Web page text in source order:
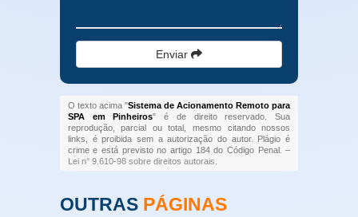
Enviar
O texto acima "Sistema de Acionamento Remoto para
SPA em Pinheiros" é de direito reservado. Sua
reprodução, parcial ou total, mesmo citando nossos
links, é proibida sem a autorização do autor. Plágio é
crime e está previsto no artigo 184 do Código Penal. –
Lei n° 9.610-98 sobre direitos autorais
OUTRAS PÁGINAS